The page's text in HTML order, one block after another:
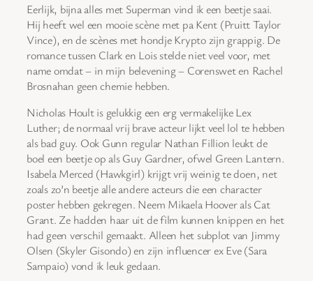
Eerlijk, bijna alles met Superman vind ik een beetje saai.
Hij heeft wel een mooie scène met pa Kent (Pruitt Taylor
Vince), en de scènes met hondje Krypto zijn grappig. De
romance tussen Clark en Lois stelde niet veel voor, met
name omdat – in mijn belevening – Corenswet en Rachel
Brosnahan geen chemie hebben.
Nicholas Hoult is gelukkig een erg vermakelijke Lex
Luther; de normaal vrij brave acteur lijkt veel lol te hebben
als bad guy. Ook Gunn regular Nathan Fillion leukt de
boel een beetje op als Guy Gardner, ofwel Green Lantern.
Isabela Merced (Hawkgirl) krijgt vrij weinig te doen, net
zoals zo’n beetje alle andere acteurs die een character
poster hebben gekregen. Neem Mikaela Hoover als Cat
Grant. Ze hadden haar uit de film kunnen knippen en het
had geen verschil gemaakt. Alleen het subplot van Jimmy
Olsen (Skyler Gisondo) en zijn influencer ex Eve (Sara
Sampaio) vond ik leuk gedaan.